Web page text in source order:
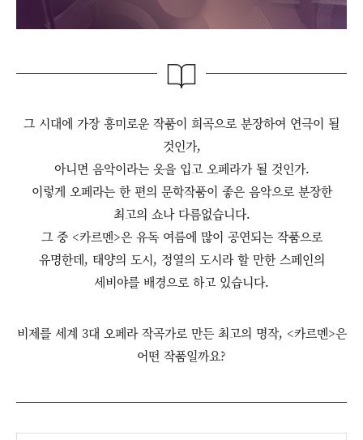
그 시대에 가장 흥미로운 작품이 희곡으로 분장하여 연극이 될
것인가,
아니면 음악이라는 옷을 입고 오페라가 될 것인가.
이렇게 오페라는 한 편의 문학작품이 좋은 음악으로 분장한
최고의 쇼나 다름없습니다.
그 중 <카르멘>은 유독 여름에 많이 공연되는 작품으로
유명한데, 태양의 도시, 정열의 도시라 할 만한 스페인의
세비야를 배경으로 하고 있습니다.
비제를 세계 3대 오페라 작곡가로 만든 최고의 명작, <카르멘>은
어떤 작품일까요?